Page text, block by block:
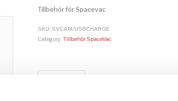
Tillbehör för Spacevac
SKU: SVCAM/USBCHARGE
Category: Tillbehör SpaceVac